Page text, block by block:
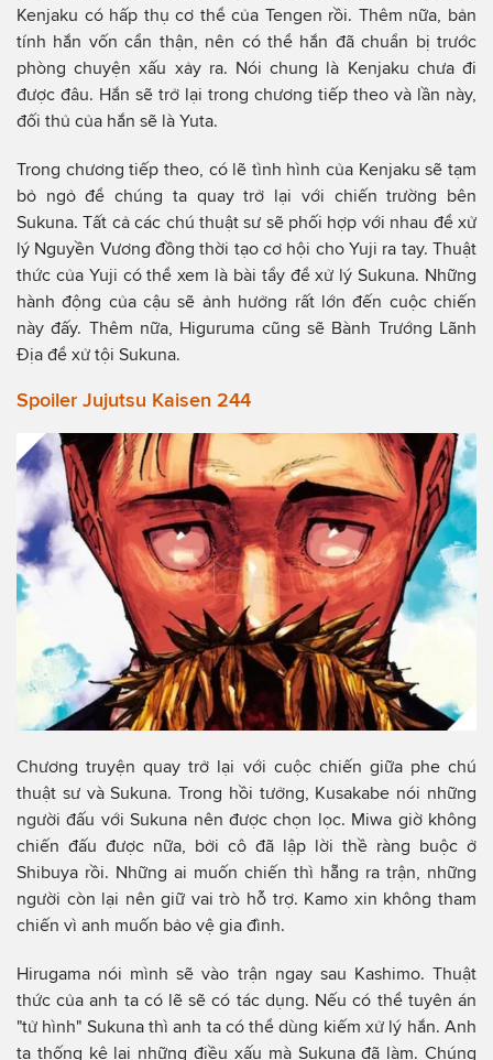
Kenjaku có hấp thụ cơ thể của Tengen rồi. Thêm nữa, bản
tính hắn vốn cẩn thận, nên có thể hắn đã chuẩn bị trước
phòng chuyện xấu xảy ra. Nói chung là Kenjaku chưa đi
được đâu. Hắn sẽ trở lại trong chương tiếp theo và lần này,
đối thủ của hắn sẽ là Yuta.
Trong chương tiếp theo, có lẽ tình hình của Kenjaku sẽ tạm
bỏ ngỏ để chúng ta quay trở lại với chiến trường bên
Sukuna. Tất cả các chú thuật sư sẽ phối hợp với nhau để xử
lý Nguyền Vương đồng thời tạo cơ hội cho Yuji ra tay. Thuật
thức của Yuji có thể xem là bài tẩy để xử lý Sukuna. Những
hành động của cậu sẽ ảnh hưởng rất lớn đến cuộc chiến
này đấy. Thêm nữa, Higuruma cũng sẽ Bành Trướng Lãnh
Địa để xử tội Sukuna.
Spoiler Jujutsu Kaisen 244
Chương truyện quay trở lại với cuộc chiến giữa phe chú
thuật sư và Sukuna. Trong hồi tưởng, Kusakabe nói những
người đấu với Sukuna nên được chọn lọc. Miwa giờ không
chiến đấu được nữa, bởi cô đã lập lời thề ràng buộc ở
Shibuya rồi. Những ai muốn chiến thì hẵng ra trận, những
người còn lại nên giữ vai trò hỗ trợ. Kamo xin không tham
chiến vì anh muốn bảo vệ gia đình.
Hirugama nói mình sẽ vào trận ngay sau Kashimo. Thuật
thức của anh ta có lẽ sẽ có tác dụng. Nếu có thể tuyên án
"tử hình" Sukuna thì anh ta có thể dùng kiếm xử lý hắn. Anh
ta thống kê lại những điều xấu mà Sukuna đã làm. Chúng